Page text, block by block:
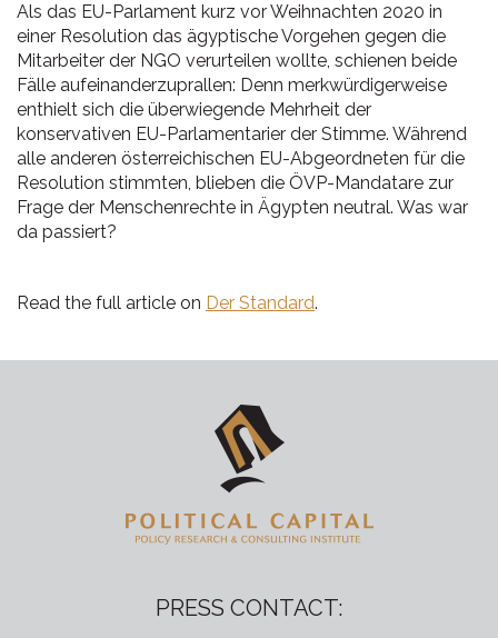
Als das EU-Parlament kurz vor Weihnachten 2020 in
einer Resolution das ägyptische Vorgehen gegen die
Mitarbeiter der NGO verurteilen wollte, schienen beide
Fälle aufeinanderzuprallen: Denn merkwürdigerweise
enthielt sich die überwiegende Mehrheit der
konservativen EU-Parlamentarier der Stimme. Während
alle anderen österreichischen EU-Abgeordneten für die
Resolution stimmten, blieben die ÖVP-Mandatare zur
Frage der Menschenrechte in Ägypten neutral. Was war
da passiert?
Read the full article on Der Standard.
PRESS CONTACT: